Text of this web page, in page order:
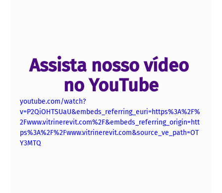
Assista nosso vídeo
no YouTube
youtube.com/watch?
v=P2QiOHTSUaU&embeds_referring_euri=https%3A%2F%
2Fwww.vitrinerevit.com%2F&embeds_referring_origin=htt
ps%3A%2F%2Fwww.vitrinerevit.com&source_ve_path=OT
Y3MTQ